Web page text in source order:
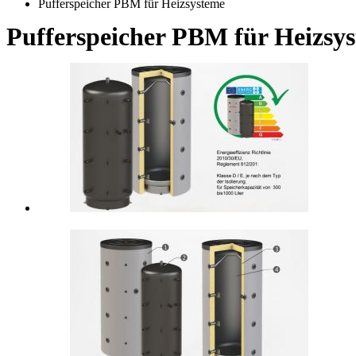
Pufferspeicher PBM für Heizsysteme
Pufferspeicher PBM für